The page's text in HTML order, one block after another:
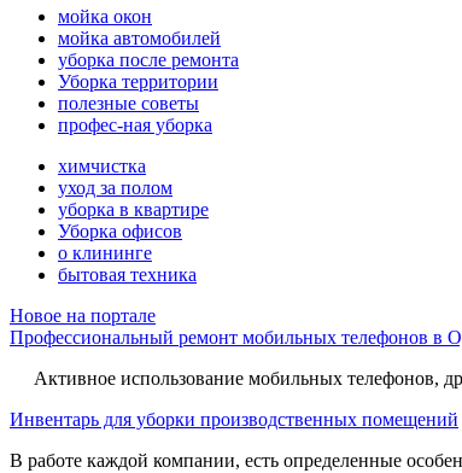
мойка окон
мойка автомобилей
уборка после ремонта
Уборка территории
полезные советы
профес-ная уборка
химчистка
уход за полом
уборка в квартире
Уборка офисов
о клининге
бытовая техника
Новое на портале
Профессиональный ремонт мобильных телефонов в
Активное использование мобильных телефонов,
Инвентарь для уборки производственных помещений
В работе каждой компании, есть определенные